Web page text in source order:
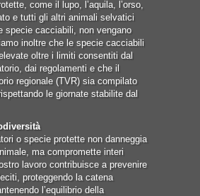
come il lupo, l’aquila, l’orso,
e tutti gli altri animali selvatici
specie cacciabili, non vengano
inoltre che le specie cacciabili
oltre i limiti consentiti dal
dai regolamenti e che il
regionale (TVR) sia compilato
le giornate stabilite dal
o specie protette non danneggia
ma compromette interi
lavoro contribuisce a prevenire
proteggendo la catena
l’equilibrio della